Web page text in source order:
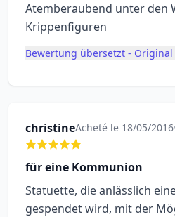
Atemberaubend unter den
Krippenfiguren
Bewertung übersetzt - Original
christineAcheté le 18/05/2016
für eine Kommunion
Statuette, die anlässlich
gespendet wird, mit der